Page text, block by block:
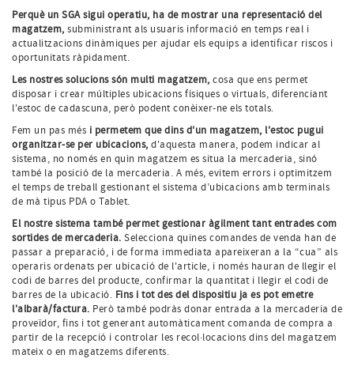
Perquè un SGA sigui operatiu, ha de mostrar una representació del
magatzem, subministrant als usuaris informació en temps real i
actualitzacions dinàmiques per ajudar els equips a identificar riscos i
oportunitats ràpidament.
Les nostres solucions són multi magatzem, cosa que ens permet
disposar i crear múltiples ubicacions físiques o virtuals, diferenciant
l'estoc de cadascuna, però podent conèixer-ne els totals.
Fem un pas més i permetem que dins d'un magatzem, l'estoc pugui
organitzar-se per ubicacions, d'aquesta manera, podem indicar al
sistema, no només en quin magatzem es situa la mercaderia, sinó
també la posició de la mercaderia. A més, evitem errors i optimitzem
el temps de treball gestionant el sistema d’ubicacions amb terminals
de mà tipus PDA o Tablet.
El nostre sistema també permet gestionar àgilment tant entrades com
sortides de mercaderia. Selecciona quines comandes de venda han de
passar a preparació, i de forma immediata apareixeran a la “cua” als
operaris ordenats per ubicació de l'article, i només hauran de llegir el
codi de barres del producte, confirmar la quantitat i llegir el codi de
barres de la ubicació. Fins i tot des del dispositiu ja es pot emetre
l'albarà/factura. Però també podràs donar entrada a la mercaderia de
proveïdor, fins i tot generant automàticament comanda de compra a
partir de la recepció i controlar les recol·locacions dins del magatzem
mateix o en magatzems diferents.